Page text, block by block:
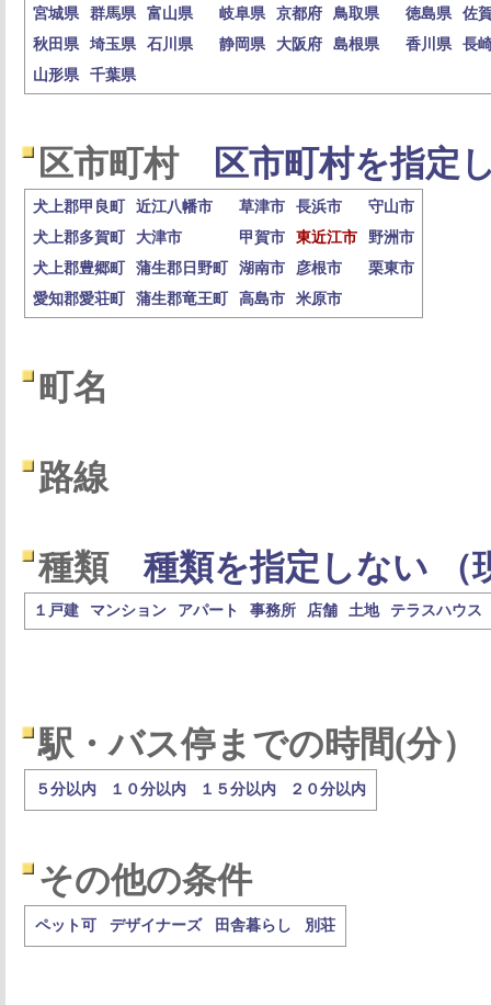
宮城県
群馬県 富山県 岐阜県 京都府 鳥取県 徳島県
佐
秋田県
埼玉県 石川県 静岡県 大阪府 島根県 香川県
長
山形県
千葉県
区市町村 区市町村を指定
犬上郡甲良町 近江八幡市 草津市 長浜市
守山市
犬上郡多賀町
大津市 甲賀市 東近江市
野洲市
犬上郡豊郷町
蒲生郡日野町 湖南市 彦根市
栗東市
愛知郡愛荘町
蒲生郡竜王町 高島市 米原市
町名
路線
種類 種類を指定しない （
１戸建 マンション アパート 事務所 店舗 土地 テラスハウス
駅・バス停までの時間(分）
５分以内 １０分以内 １５分以内 ２０分以内
その他の条件
ペット可 デザイナーズ 田舎暮らし 別荘